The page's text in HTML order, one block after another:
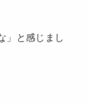
」と感じまし